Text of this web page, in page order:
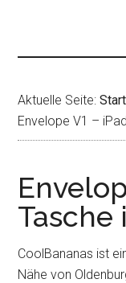
Aktuelle Seite:Start
Envelope V1 –
Tasche
CoolBananas ist
Nähe von